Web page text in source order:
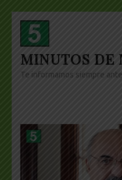
Skip
content
(Press
Enter)
MINUTOS DE
Te informamos siempre